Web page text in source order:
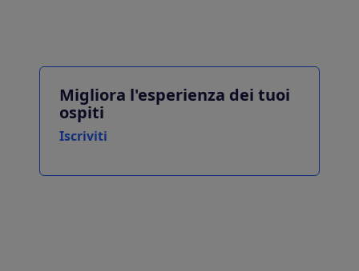
Migliora l'esperienza dei tuoi
ospiti
Iscriviti